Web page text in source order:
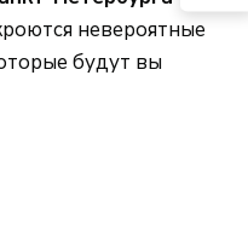
невероятные
будут вы